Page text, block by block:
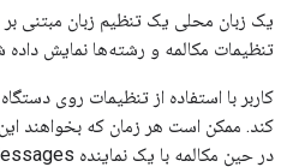
یک زبان محلی یک تنظیم زبان مبتنی
تنظیمات مکالمه و رشته‌ها نمایش داده
کاربر با استفاده از تنظیمات روی
کند. ممکن است هر زمان که بخواهند این
در حین مکالمه با یک نماینده Business Messages.